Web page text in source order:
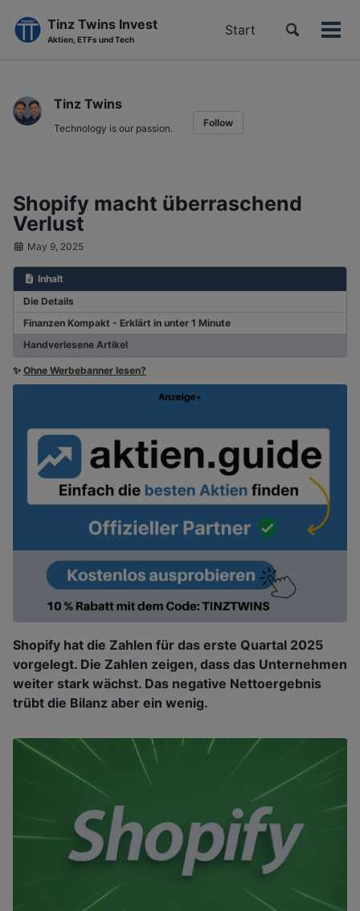
primary
navigation
content
footer
Tinz Twins Invest
Aktien, ETFs und Tech
Start
Toggle
Tinz Twins
Technology is our passion. Follow
Shopify macht überraschend
Verlust
May 9, 2025
Inhalt
Die Details
Finanzen Kompakt - Erklärt in unter 1 Minute
Handverlesene Artikel
✨ Ohne Werbebanner lesen?
Shopify hat die Zahlen für das erste Quartal 2025
vorgelegt. Die Zahlen zeigen, dass das Unternehmen
weiter stark wächst. Das negative Nettoergebnis
trübt die Bilanz aber ein wenig.